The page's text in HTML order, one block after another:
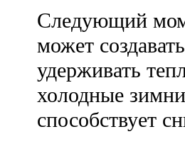
Следующий
может
удерживать
холодные
способствует